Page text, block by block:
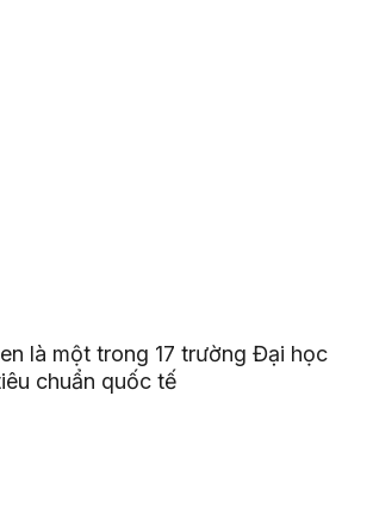
là một trong 17 trường Đại học
chuẩn quốc tế